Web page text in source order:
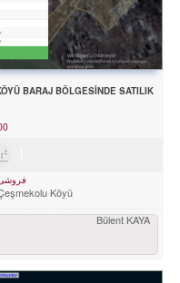
BARAJ BÖLGESİNDE SATILIK
Köyü
Bülent KAYA